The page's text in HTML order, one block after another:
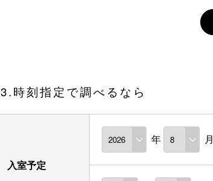
3.時刻指定で調べるなら
入室予定
年 月